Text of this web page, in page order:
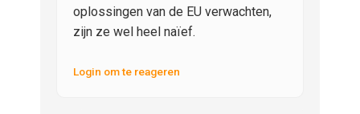
oplossingen van de EU verwachten,
zijn ze wel heel naïef.
Login om te reageren